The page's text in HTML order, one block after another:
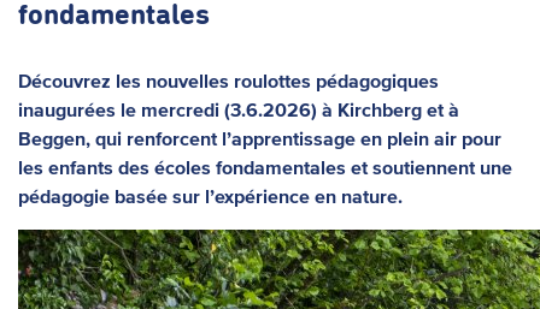
fondamentales
Découvrez les nouvelles roulottes pédagogiques
inaugurées le mercredi (3.6.2026) à Kirchberg et à
Beggen, qui renforcent l’apprentissage en plein air pour
les enfants des écoles fondamentales et soutiennent une
pédagogie basée sur l’expérience en nature.